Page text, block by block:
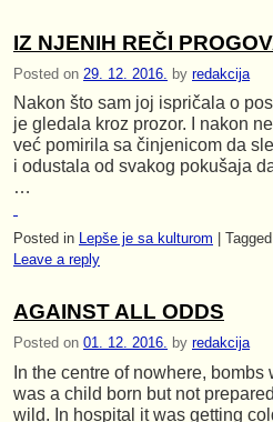
IZ NJENIH REČI
Posted on 29. 12. 2016. by redakcija
Nakon što sam joj ispričala o
je gledala kroz prozor. I nakon
već pomirila sa činjenicom da
i odustala od svakog pokušaja
…
Posted in Lepše je sa kulturom Tagged
Leave a reply
AGAINST ALL ODDS
Posted on 01. 12. 2016. by redakcija
In the centre of nowhere,
was a child born but not
wild. In hospital it was getting